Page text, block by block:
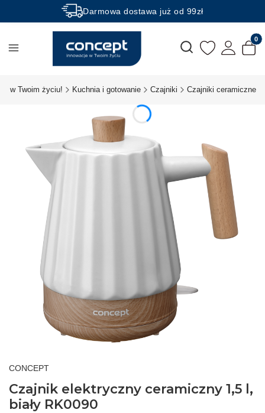
Darmowa dostawa już od 99zł
Rabaty -50% na wybrane produkty
Otwórz wyszukiwarkę
w Twoim życiu! Kuchnia i gotowanie Czajniki Czajniki ceramiczne
CONCEPT
Czajnik elektryczny ceramiczny 1,5 l,
biały RK0090